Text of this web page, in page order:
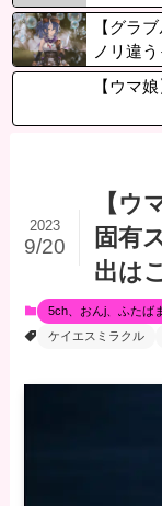
【グラ
ノリ違
【ウマ
【ウ
固有
出は
2023
9/20
5ch、おんj、ふたば
ケイエスミラクル